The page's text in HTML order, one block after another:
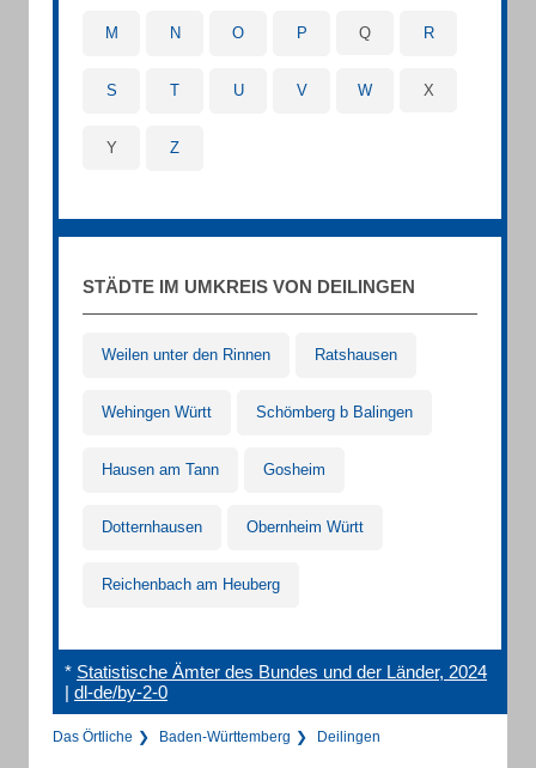
M N O P Q R
S T U V W X
Y Z
STÄDTE IM UMKREIS VON DEILINGEN
Weilen unter den Rinnen Ratshausen
Wehingen Württ Schömberg b Balingen
Hausen am Tann Gosheim
Dotternhausen Obernheim Württ
Reichenbach am Heuberg
* Statistische Ämter des Bundes und der Länder, 2024
| dl-de/by-2-0
Das Örtliche Baden-Württemberg Deilingen